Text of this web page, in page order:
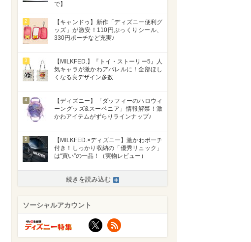
で】
2
【キャンドゥ】新作「ディズニー便利グ
ッズ」が激安！110円ぷっくりシール、
330円ポーチなど充実♪
3
【MILKFED.】『トイ・ストーリー5』人
気キャラが激かわアパレルに！全部ほし
くなる良デザイン多数
4
【ディズニー】「ダッフィーのハロウィ
ーングッズ&スーベニア」情報解禁！激
かわアイテムがずらりラインナップ♪
5
【MILKFED.×ディズニー】激かわポーチ
付き！しっかり収納の「優秀リュック」
は“買い”の一品！（実物レビュー）
続きを読み込む
ソーシャルアカウント
X